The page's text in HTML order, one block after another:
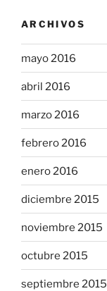
ARCHIVOS
mayo 2016
abril 2016
marzo 2016
febrero 2016
enero 2016
diciembre 2015
noviembre 2015
octubre 2015
septiembre 2015